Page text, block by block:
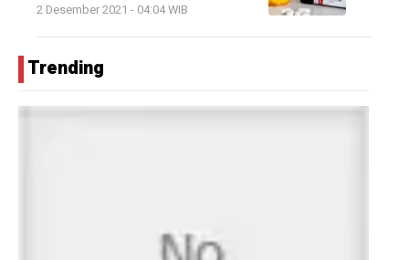
2 Desember 2021 - 04:04 WIB
Trending